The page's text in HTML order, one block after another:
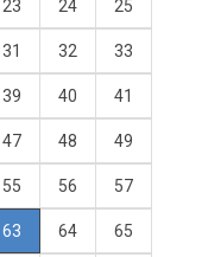
23 24 25
31 32 33
39 40 41
47 48 49
55 56 57
63 64 65